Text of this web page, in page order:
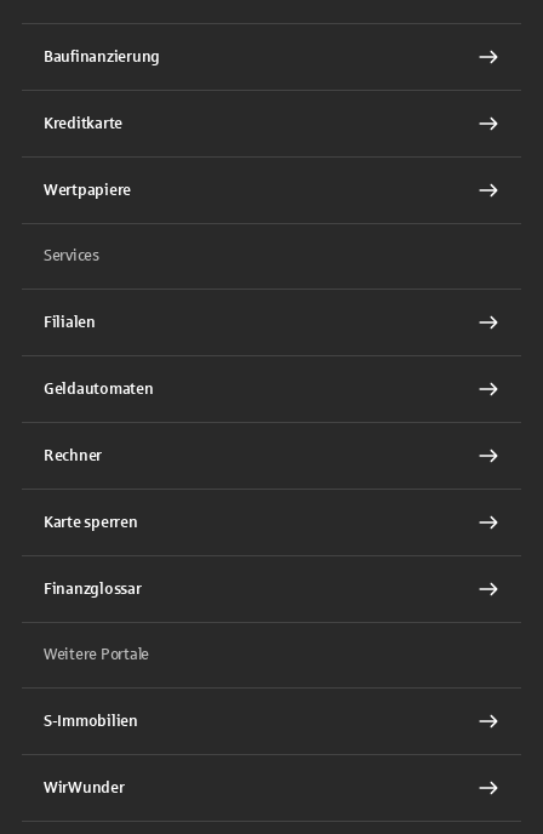
Baufinanzierung
Kreditkarte
Wertpapiere
Services
Filialen
Geldautomaten
Rechner
Karte sperren
Finanzglossar
Weitere Portale
S-Immobilien
WirWunder